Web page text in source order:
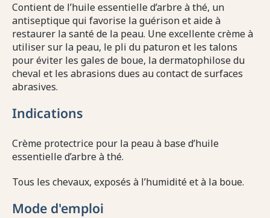
Contient de l’huile essentielle d’arbre à thé, un
antiseptique qui favorise la guérison et aide à
restaurer la santé de la peau. Une excellente crème à
utiliser sur la peau, le pli du paturon et les talons
pour éviter les gales de boue, la dermatophilose du
cheval et les abrasions dues au contact de surfaces
abrasives.
Indications
Crème protectrice pour la peau à base d’huile
essentielle d’arbre à thé.
Tous les chevaux, exposés à l’humidité et à la boue.
Mode d'emploi